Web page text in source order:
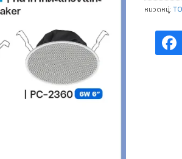
หมวดหมู่: